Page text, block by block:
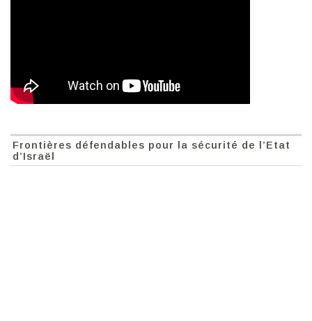
Frontières défendables pour la sécurité de l’Etat
d’Israël